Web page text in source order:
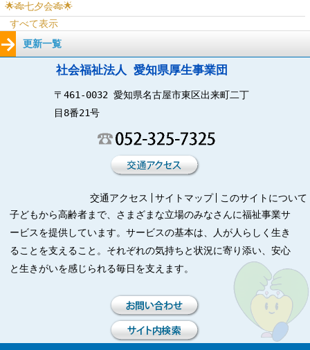
🌟🎋七夕会🎋🌟
すべて表示
更新一覧
社会福祉法人 愛知県厚生事業団
〒461-0032 愛知県名古屋市東区出来町二丁
目8番21号
交通アクセス サイトマップ
このサイトについて
子どもから高齢者まで、さまざまな立場のみなさんに福祉事業サ
ービスを提供しています。サービスの基本は、人が人らしく生き
ることを支えること。それぞれの気持ちと状況に寄り添い、安心
と生きがいを感じられる毎日を支えます。